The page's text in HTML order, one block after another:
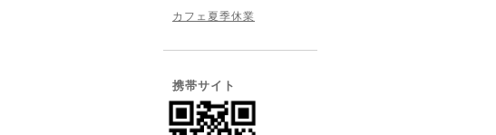
カフェ夏季休業
携帯サイト